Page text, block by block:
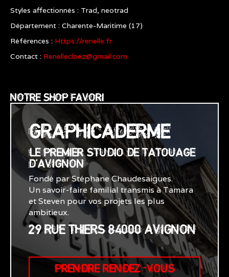
Styles affectionnés : Trad, neotrad
Département : Charente-Maritime (17)
Références : Https://renelle.fr
Contact : Renellecloez@gmail.com
NOTRE SHOP FAVORI
GRAPHICADERME
LE PREMIER STUDIO DE TATOUAGE
D'AVIGNON
Fondé par Stéphane Chaudesaigues.
Un savoir-faire familial transmis à Tamara
et Steven pour vos projets les plus
ambitieux.
29 RUE THIERS 84000 AVIGNON
PRENDRE RENDEZ-VOUS